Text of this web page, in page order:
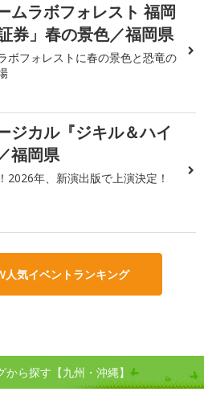
ムラボフォレスト 福岡
券」春の景色／福岡県
ボフォレストに春の景色と恐竜の
ジカル『ジキル＆ハイ
福岡県
2026年、新演出版で上演決定！
人気イベントランキング
ら探す【九州・沖縄】